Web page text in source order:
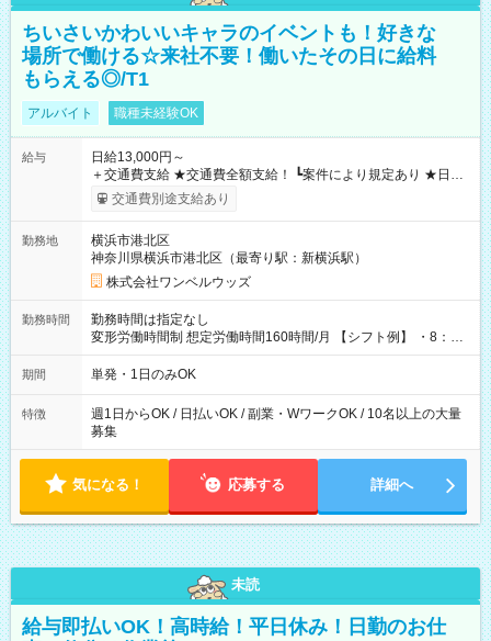
ちいさいかわいいキャラのイベントも！好きな
場所で働ける☆来社不要！働いたその日に給料
もらえる◎/T1
アルバイト 職種未経験OK
給与
日給13,000円～
＋交通費支給 ★交通費全額支給！ ┗案件により規定あり ★日払
いOK！（規定あり） ┗働いたその日に現金GET♪ お仕事後はコ
ンビニATMから 日払い分を引き落とせます！ 【試用期間】試
交通費別途支給あり
勤務地
横浜市港北区
神奈川県横浜市港北区（最寄り駅：新横浜駅）
株式会社ワンベルウッズ
勤務時間
勤務時間は指定なし
変形労働時間制 想定労働時間160時間/月 【シフト例】 ・8：00
～21：00
期間 単発・1日のみOK
特徴
週1日からOK / 日払いOK / 副業・WワークOK / 10名以上の大量
募集
気になる！ 応募する 詳細へ
未読
給与即払いOK！高時給！平日休み！日勤のお仕